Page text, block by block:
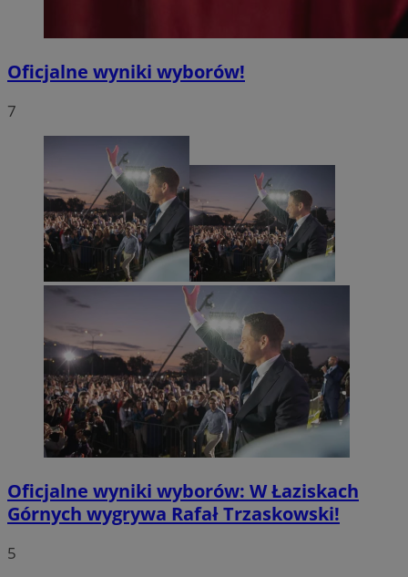
Oficjalne wyniki wyborów!
7
Oficjalne wyniki wyborów: W Łaziskach
Górnych wygrywa Rafał Trzaskowski!
5